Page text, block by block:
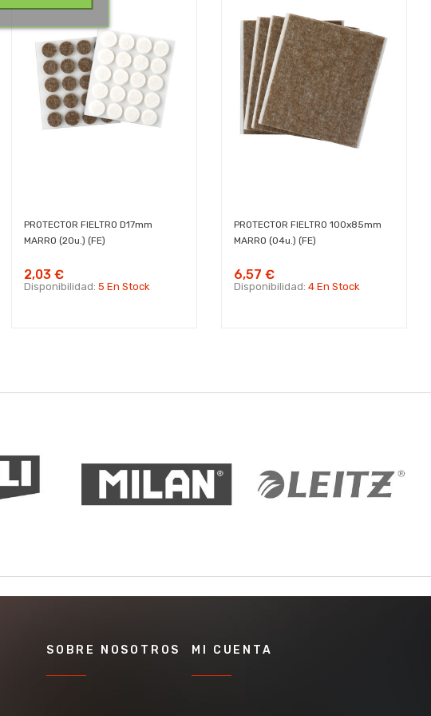
PROTECTOR FIELTRO D17mm
MARRO (20u.) (FE)
2,03 €
Disponibilidad:5 En Stock
PROTECTOR FIELTRO 100x85mm
MARRO (04u.) (FE)
6,57 €
Disponibilidad:4 En Stock
SOBRE NOSOTROS MI CUENTA